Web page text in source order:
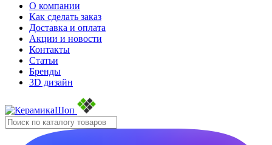
О компании
Как сделать заказ
Доставка и оплата
Акции и новости
Контакты
Статьи
Бренды
3D дизайн